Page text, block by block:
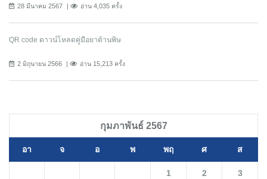
28 มีนาคม 2567 อ่าน 4,035 ครั้ง
QR code ดาวน์โหลดคู่มือยาต้านพิษ
2 มิถุนายน 2566 อ่าน 15,213 ครั้ง
กุมภาพันธ์ 2567
อา จ อ พ พฤ ศ ส
1 2 3